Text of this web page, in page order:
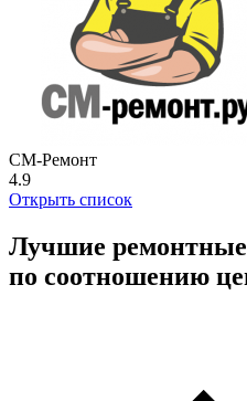
СМ-Ремонт
4.9
Открыть список
Лучшие
по соотношению